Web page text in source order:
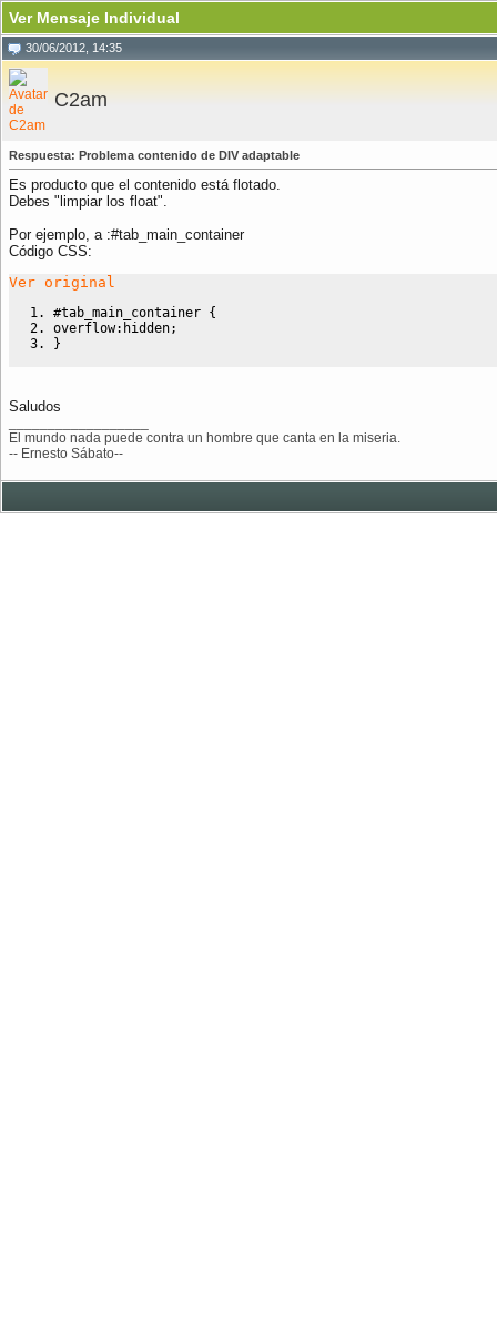
Ver Mensaje Individual
30/06/2012, 14:35
C2am
Respuesta: Problema contenido de DIV adaptable
Es producto que el contenido está flotado.
Debes "limpiar los float".
Por ejemplo, a :#tab_main_container
Código CSS:
Ver original
#tab_main_container {
overflow: hidden;
}
Saludos
El mundo nada puede contra un hombre que canta en la miseria.
-- Ernesto Sábato--